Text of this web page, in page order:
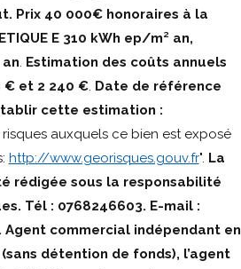
Prix 40 000€ honoraires à la
E 310 kWh ep/m² an,
an. Estimation des coûts annuels
€ et 2 240 €. Date de référence
cette estimation :
auxquels ce bien est exposé
http://www.georisques.gouv.fr". La
rédigée sous la responsabilité
Tél : 0768246603. E-mail :
. Agent commercial indépendant en
détention de fonds), l’agent